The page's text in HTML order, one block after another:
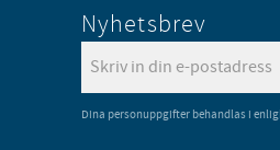
Nyhetsbrev
Dina personuppgifter behandlas i